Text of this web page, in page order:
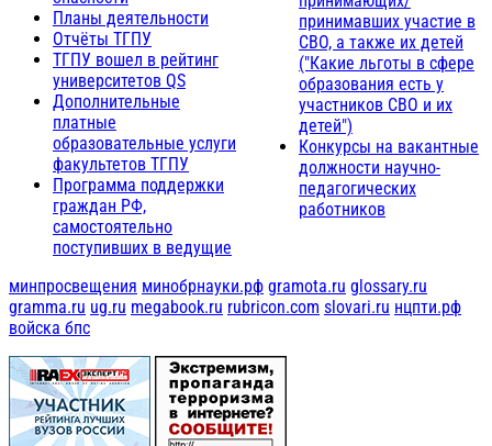
Планы деятельности
Отчёты ТГПУ
ТГПУ вошел в рейтинг
университетов QS
Дополнительные
платные
образовательные услуги
факультетов ТГПУ
Программа поддержки
граждан РФ,
самостоятельно
поступивших в ведущие
принимавших участие в
СВО, а также их детей
("Какие льготы в сфере
образования есть у
участников СВО и их
детей")
Конкурсы на вакантные
должности научно-
педагогических
работников
минпросвещения минобрнауки.рф gramota.ru glossary.ru
gramma.ru ug.ru megabook.ru rubricon.com slovari.ru нцпти.рф
войска бпс